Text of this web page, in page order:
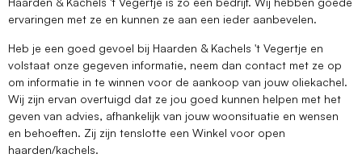
ervaringen met ze en kunnen ze aan een ieder aanbevelen.
Heb je een goed gevoel bij Haarden & Kachels 't Vegertje en
volstaat onze gegeven informatie, neem dan contact met ze op
om informatie in te winnen voor de aankoop van jouw oliekachel.
Wij zijn ervan overtuigd dat ze jou goed kunnen helpen met het
geven van advies, afhankelijk van jouw woonsituatie en wensen
en behoeften. Zij zijn tenslotte een Winkel voor open
haarden/kachels.